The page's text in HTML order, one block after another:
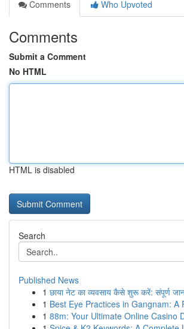
Comments
Who Upvoted
Comments
Submit a Comment
No HTML
HTML is disabled
Search
Published News
1 छाया नेट का व्यवसाय कैसे शुरू करें: संपूर्ण
1 Best Eye Practices in Gangnam: A
1 88m: Your Ultimate Online Casino